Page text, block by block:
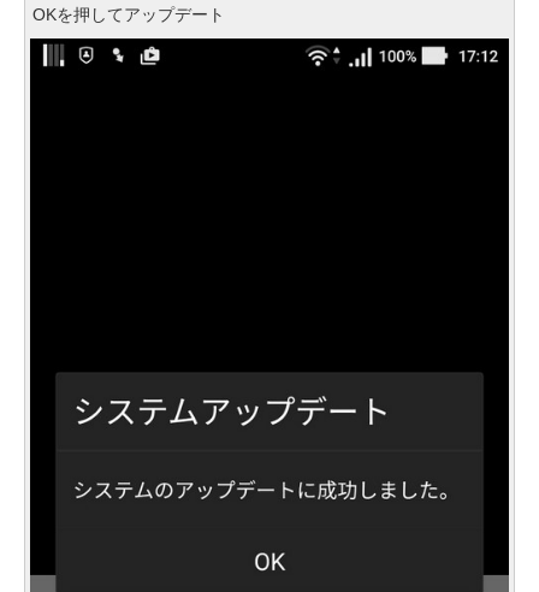
OKを押してアップデート